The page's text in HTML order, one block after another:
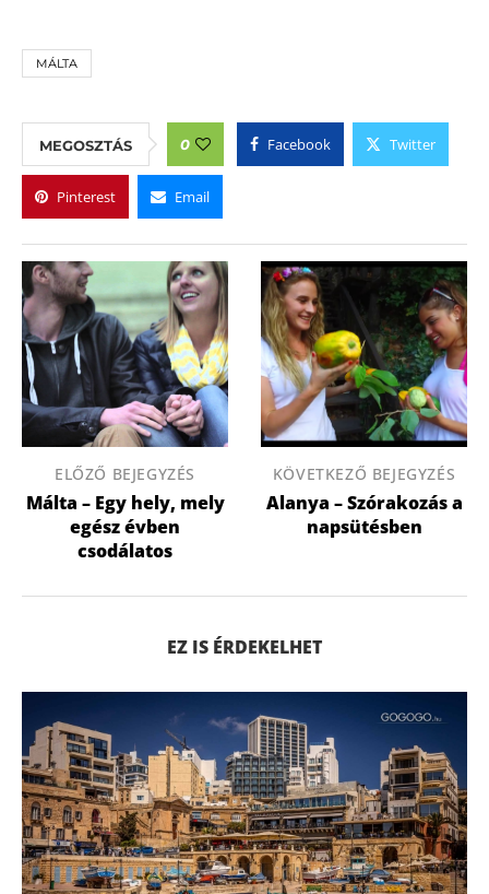
MÁLTA
MEGOSZTÁS 0 Facebook Twitter
Pinterest Email
ELŐZŐ BEJEGYZÉS
Málta – Egy hely, mely
egész évben
csodálatos
KÖVETKEZŐ BEJEGYZÉS
Alanya – Szórakozás a
napsütésben
EZ IS ÉRDEKELHET